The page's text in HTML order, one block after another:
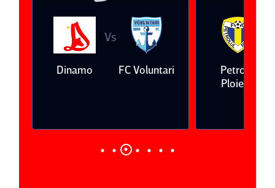
Dinamo
Vs
FC Voluntari
Petrolul
Ploieşti